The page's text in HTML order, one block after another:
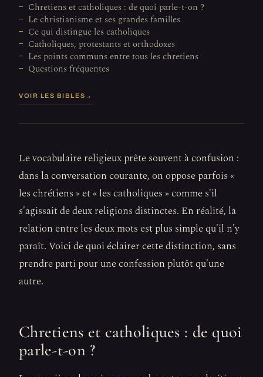
Chretiens et catholiques : de quoi parle-t-on ?
Le christianisme et ses grandes familles
Ce qui distingue les catholiques
Catholiques, protestants et orthodoxes
Les points communs entre tous les chretiens
Questions fréquentes
VOIR LES BIBLES →
Le vocabulaire religieux prête souvent à confusion :
dans la conversation courante, on oppose parfois «
les chrétiens » et « les catholiques » comme s'il
s'agissait de deux religions distinctes. En réalité, la
relation entre les deux mots est plus simple qu'il n'y
paraît. Voici de quoi éclairer cette distinction, sans
prendre parti pour une confession plutôt qu'une
autre.
Chretiens et catholiques : de quoi
parle-t-on ?